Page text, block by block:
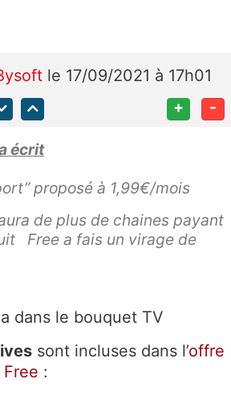
le 17/09/2021 à 17h01
+ -
écrit
proposé à 1,99€/mois
de plus de chaines payant
Free a fais un virage de
dans le bouquet TV
sont incluses dans l’offre
: